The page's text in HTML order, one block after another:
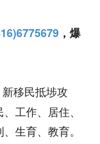
，爆
新移民抵埗攻
工作、居住、
生育、教育。